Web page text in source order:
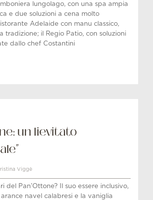
lungolago, con una spa ampia
e due soluzioni a cena molto
Adelaide con manu classico,
tradizione; il Regio Patio, con soluzioni
dallo chef Costantini
un lievitato
Viggè
del Pan’Ottone? Il suo essere inclusivo,
navel calabresi e la vaniglia